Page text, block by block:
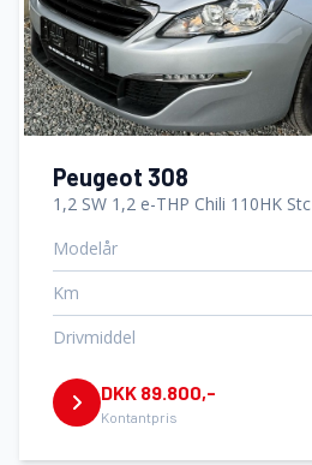
Peugeot 308
1,2 SW 1,2 e-THP Chili 110HK Stc
Modelår
Km
Drivmiddel
DKK 89.800,-
Kontantpris